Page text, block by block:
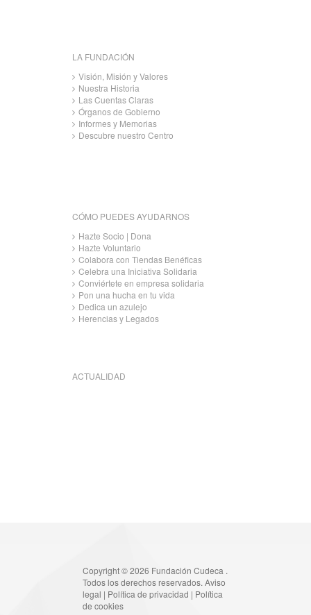
LA FUNDACIÓN
Visión, Misión y Valores
Nuestra Historia
Las Cuentas Claras
Órganos de Gobierno
Informes y Memorias
Descubre nuestro Centro
CÓMO PUEDES AYUDARNOS
Hazte Socio | Dona
Hazte Voluntario
Colabora con Tiendas Benéficas
Celebra una Iniciativa Solidaria
Conviértete en empresa solidaria
Pon una hucha en tu vida
Dedica un azulejo
Herencias y Legados
ACTUALIDAD
Copyright © 2026 Fundación Cudeca .
Todos los derechos reservados. Aviso
legal | Política de privacidad | Política
de cookies